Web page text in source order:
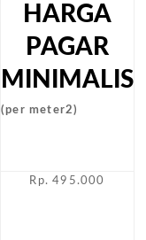
HARGA
PAGAR
MINIMALIS
(per meter2)
Rp. 495.000